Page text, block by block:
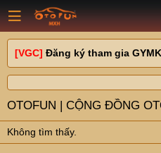
[VGC] Đăng ký tham gia
OTOFUN | CỘNG ĐỒNG
Không tìm thấy.